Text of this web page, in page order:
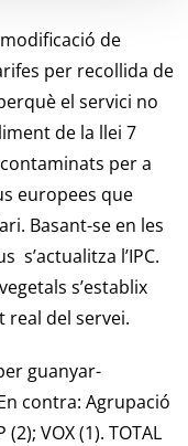
de
per recollida de
el servici no
de la llei 7
per a
europees que
Basant-se en les
l’IPC.
s’establix
real del servei.
guanyar-
contra: Agrupació
VOX (1). TOTAL